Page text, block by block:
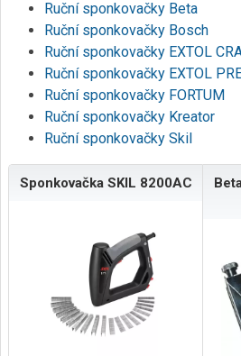
Ruční sponkovačky Beta
Ruční sponkovačky Bosch
Ruční sponkovačky EXTOL
Ruční sponkovačky EXTOL
Ruční sponkovačky FORTUM
Ruční sponkovačky Kreator
Ruční sponkovačky Skil
Sponkovačka SKIL 8200AC